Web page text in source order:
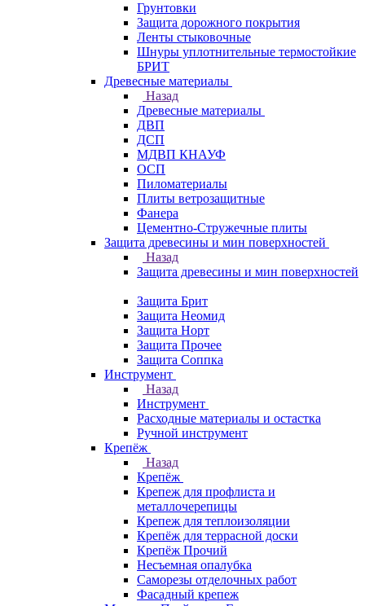
Грунтовки
Защита дорожного покрытия
Ленты стыковочные
Шнуры уплотнительные термостойкие
БРИТ
Древесные материалы
Назад
Древесные материалы
ДВП
ДСП
МДВП КНАУФ
ОСП
Пиломатериалы
Плиты ветрозащитные
Фанера
Цементно-Стружечные плиты
Защита древесины и мин поверхностей
Назад
Защита древесины и мин поверхностей
Защита Брит
Защита Неомид
Защита Норт
Защита Прочее
Защита Соппка
Инструмент
Назад
Инструмент
Расходные материалы и остастка
Ручной инструмент
Крепёж
Назад
Крепёж
Крепеж для профлиста и
металлочерепицы
Крепеж для теплоизоляции
Крепёж для террасной доски
Крепёж Прочий
Несъемная опалубка
Саморезы отделочных работ
Фасадный крепеж